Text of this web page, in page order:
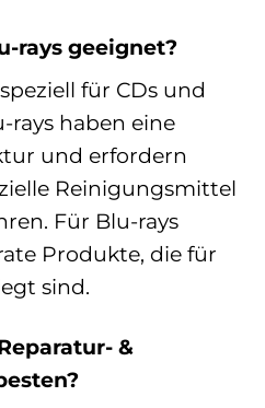
rays geeignet?
für CDs und
rays haben eine
und erfordern
Reinigungsmittel
Für Blu-rays
Produkte, die für
sind.
&